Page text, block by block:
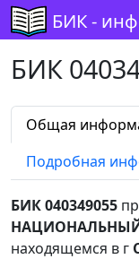
БИК -
БИК
Общая
Подробная
БИК 040349055
находящемся в г